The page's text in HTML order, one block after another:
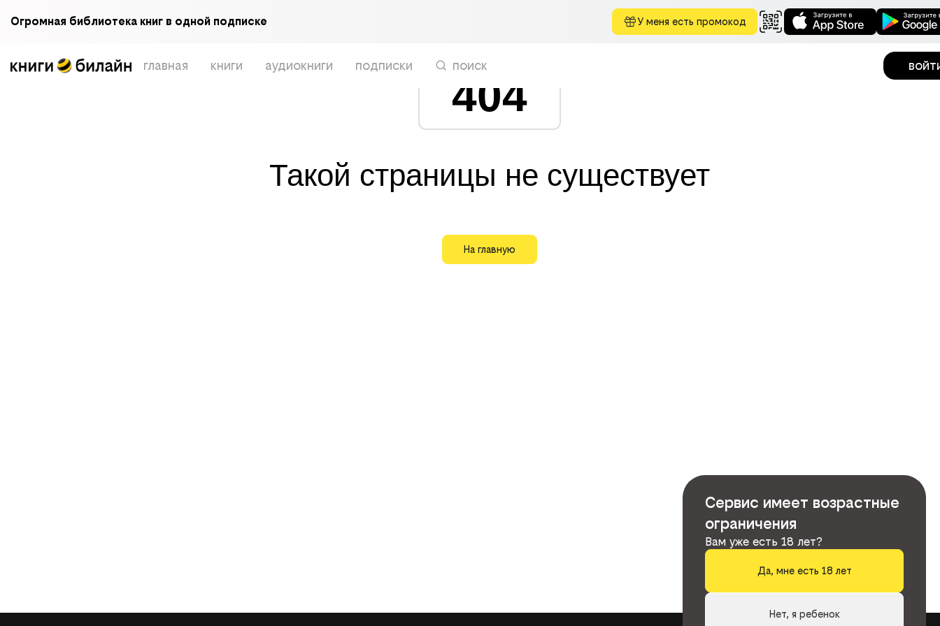
Огромная библиотека книг в одной подписке У меня есть промокод
главная книги аудиокниги подписки поиск
404
Такой страницы не существует
На главную
Сервис имеет возрастные
ограничения
Вам уже есть 18 лет?
Да, мне есть 18 лет
Нет, я ребенок